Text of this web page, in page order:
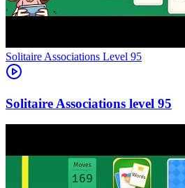
Level 95
95